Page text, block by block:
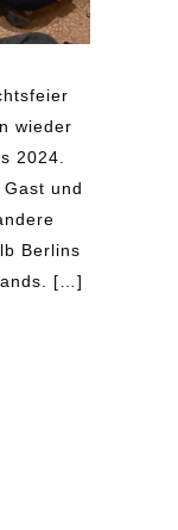
wieder
2024.
und
Berlins
[…]